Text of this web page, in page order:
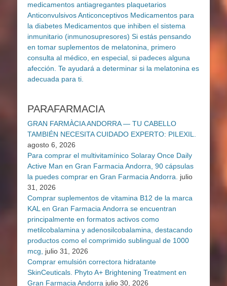
PARAFARMACIA
GRAN FARMÀCIA ANDORRA — TU CABELLO
TAMBIÉN NECESITA CUIDADO EXPERTO: PILEXIL.
agosto 6, 2026
Para comprar el multivitamínico Solaray Once Daily
Active Man en Gran Farmacia Andorra, 90 cápsulas
la puedes comprar en Gran Farmacia Andorra.
julio
31, 2026
Comprar suplementos de vitamina B12 de la marca
KAL en Gran Farmacia Andorra se encuentran
principalmente en formatos activos como
metilcobalamina y adenosilcobalamina, destacando
productos como el comprimido sublingual de 1000
mcg,
julio 31, 2026
Comprar emulsión correctora hidratante
SkinCeuticals. Phyto A+ Brightening Treatment en
Gran Farmacia Andorra julio 30, 2026